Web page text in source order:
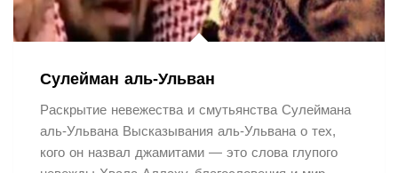
Сулейман аль-Ульван
Раскрытие невежества и смутьянства Сулеймана
аль-Ульвана Высказывания аль-Ульвана о тех,
кого он назвал джамитами — это слова глупого